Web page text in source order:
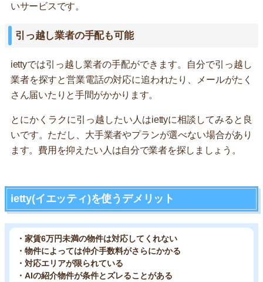
いサービスです。
引っ越し業者の手配も可能
iettyでは引っ越し業者の手配ができます。自分で引っ越し
業者を探すと営業電話の対応に追われたり、メールがたく
さん届いたりと手間がかかります。
とにかくラクに引っ越したい人はiettyに相談してみると良
いです。ただし、大手業者やプランが選べない場合があり
ます。費用を抑えたい人は自分で業者を探しましょう。
ietty(イエッティ)を使うデメリット
・家賃6万円未満の物件は対応してくれない
・物件によっては仲介手数料がさらにかかる
・対応エリアが限られている
・AIの紹介物件が条件とズレることがある